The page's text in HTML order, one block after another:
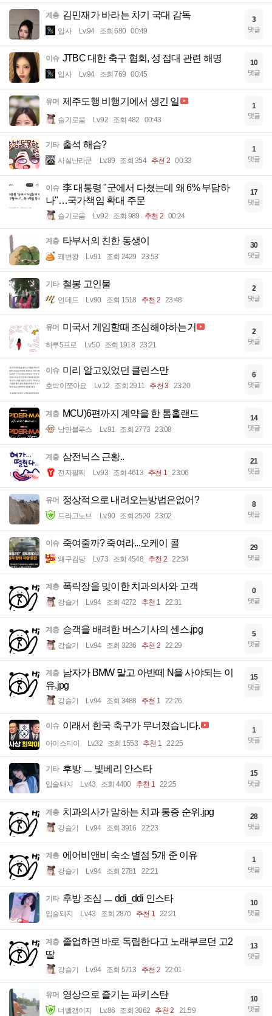
계층 김민재가 바라는 차기 국대 감독
입사 Lv.94 조회 680 00:49
3
댓글
이슈 JTBC 대한 축구 협회, 성 접대 관련 해명
입사 Lv.94 조회 769 00:45
10
댓글
유머 제주도행 비행기에서 생긴 일
슬기로움 Lv.92 조회 482 00:43
1
댓글
기타 출석 해슴?
사실난라쿤 Lv.89 조회 354 추천 2 00:33
1
댓글
이슈 李 대통령 "군에서 다쳤는데 왜 6% 부담하
나"…국가책임 확대 주문
슬기로움 Lv.92 조회 989 추천 2 00:24
17
댓글
계층 타부서의 친한 동생이
쾌변왕 Lv.91 조회 2429 23:53
30
댓글
기타 철봉 고인물
언데드 Lv.90 조회 1518 추천 2 23:48
2
댓글
유머 미국서 게임할때 조심해야하는거
하루5프로 Lv.50 조회 1918 23:21
2
댓글
이슈 미리 알고있었던 클린스만
호박이쪼아요 Lv.12 조회 2911 추천 3 23:20
6
댓글
계층 MCU)6편까지 계약을 한 톰홀랜드
낭만블루스 Lv.91 조회 2773 23:08
14
댓글
계층 삼전닉스 근황..
전자팔찌 Lv.93 조회 4613 추천 1 23:06
21
댓글
유머 정상적으로 내려오는방법은없어?
드라고노브 Lv.90 조회 2520 23:02
8
댓글
이슈 죽여줄까? 죽여라...오케이 콜
왜구김당 Lv.73 조회 4548 추천 2 22:34
29
댓글
계층 폭락장을 맞이한 치과의사와 고객
강슬기 Lv.94 조회 4272 추천 1 22:31
0
댓글
계층 승객을 배려한 버스기사의 센스.jpg
강슬기 Lv.94 조회 3236 추천 2 22:29
5
댓글
계층 남자가 BMW 말고 아반떼 N을 사야되는 이
유.jpg
강슬기 Lv.94 조회 3488 추천 1 22:26
15
댓글
이슈 이래서 한국 축구가 무너졌습니다.
아이스티이 Lv.32 조회 1553 추천 1 22:25
1
댓글
기타 후방 ㅡ 빛베리 안스타
입술돼지 Lv.43 조회 4400 추천 1 22:25
15
댓글
계층 치과의사가 말하는 치과 통증 순위.jpg
강슬기 Lv.94 조회 3916 22:23
28
댓글
계층 에어비앤비 숙소 별점 5개 준 이유
강슬기 Lv.94 조회 2781 22:21
1
댓글
기타 후방 조심 ㅡ ddi_ddi 인스타
입술돼지 Lv.43 조회 2870 추천 1 22:21
10
댓글
계층 졸업하면 바로 독립한다고 노래부르던 고2
딸
강슬기 Lv.94 조회 5713 추천 2 22:01
13
댓글
유머 영상으로 즐기는 파키스탄
너빨갱이지 Lv.86 조회 3062 추천 2 21:59
10
댓글